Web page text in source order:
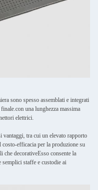
sono spesso assemblati e integrati
una lunghezza massima
elettrici.
tra cui un elevato rapporto
costo-efficacia per la produzione su
che decorativeEsso consente la
semplici staffe e custodie ai